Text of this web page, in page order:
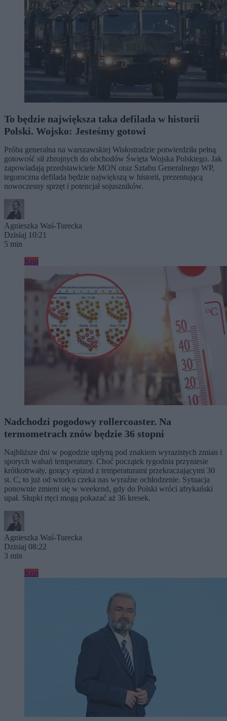
To będzie największa taka defilada w historii
Polski. Wojsko: Jesteśmy gotowi
Próba generalna na warszawskiej Wisłostradzie potwierdziła pełną
gotowość sił zbrojnych do obchodów Święta Wojska Polskiego. Jak
zapowiadają przedstawiciele MON oraz Sztabu Generalnego WP,
tegoroczna defilada będzie największą w historii, prezentującą
nowoczesny sprzęt i potencjał sojuszników.
Agnieszka Waś-Turecka
Dzisiaj 10:21
5 min
Kraj
Nadchodzi pogodowy rollercoaster. Na
termometrach znów będzie 36 stopni
Najbliższe dni w pogodzie upłyną pod znakiem wyrazistych zmian i
sporych wahań temperatury. Choć początek tygodnia przyniesie
krótkotrwały, gorący epizod z temperaturami przekraczającymi 30
st. C, to już od wtorku czeka nas wyraźne ochłodzenie. Sytuacja
ponownie zmieni się w weekend, gdy do Polski wróci afrykański
upał. Słupki rtęci mogą pokazać aż 36 kresek.
Agnieszka Waś-Turecka
Dzisiaj 08:22
3 min
Kraj